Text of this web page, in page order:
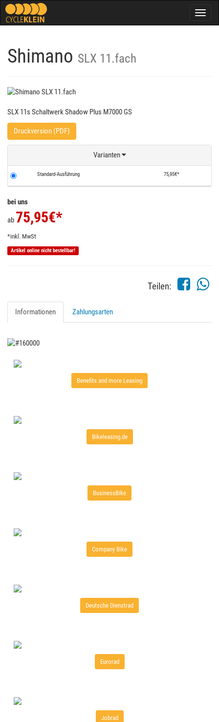
Shimano SLX 11.fach
SLX 11s Schaltwerk Shadow Plus M7000 GS
Druckversion (PDF)
Varianten
Standard-Ausführung 75,95€*
bei uns
ab 75,95€*
*inkl. MwSt
Artikel online nicht bestellbar!
Teilen:
Informationen Zahlungsarten
Benefits and more Leasing
Bikeleasing.de
BusinessBike
Company Bike
Deutsche Dienstrad
Eurorad
Jobrad